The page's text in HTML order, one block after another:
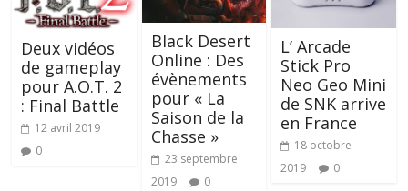
Deux vidéos
de gameplay
pour A.O.T. 2
: Final Battle
12 avril 2019
0
Black Desert
Online : Des
évènements
pour « La
Saison de la
Chasse »
23 septembre
2019
0
L’ Arcade
Stick Pro
Neo Geo Mini
de SNK arrive
en France
18 octobre
2019
0